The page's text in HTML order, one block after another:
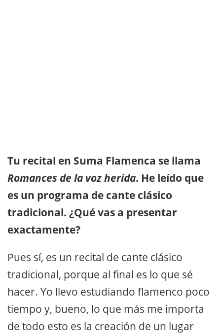
Tu recital en Suma Flamenca se llama
Romances de la voz herida. He leído que
es un programa de cante clásico
tradicional. ¿Qué vas a presentar
exactamente?
Pues sí, es un recital de cante clásico
tradicional, porque al final es lo que sé
hacer. Yo llevo estudiando flamenco poco
tiempo y, bueno, lo que más me importa
de todo esto es la creación de un lugar